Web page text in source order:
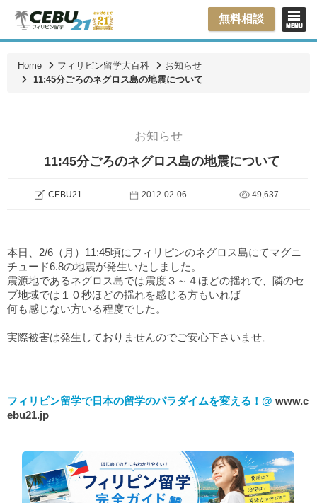
無料相談
Home フィリピン留学大百科
お知らせ
11:45分ごろのネグロス島の地震について
お知らせ
11:45分ごろのネグロス島の地震について
CEBU21 2012-02-06 49,637
本日、2/6（月）11:45頃にフィリピンのネグロス島にてマグニ
チュード6.8の地震が発生いたしました。
震源地であるネグロス島では震度３～４ほどの揺れで、隣のセ
ブ地域では１０秒ほどの揺れを感じる方もいれば
何も感じない方いる程度でした。
実際被害は発生しておりませんのでご安心下さいませ。
フィリピン留学で日本の留学のパラダイムを変える！@ www.c
ebu21.jp